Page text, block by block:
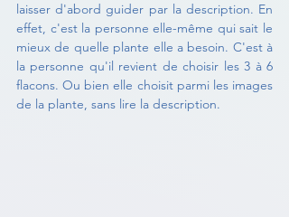
laisser d'abord guider par la description. En
effet, c'est la personne elle-même qui sait le
mieux de quelle plante elle a besoin. C'est à
la personne qu'il revient de choisir les 3 à 6
flacons. Ou bien elle choisit parmi les images
de la plante, sans lire la description.